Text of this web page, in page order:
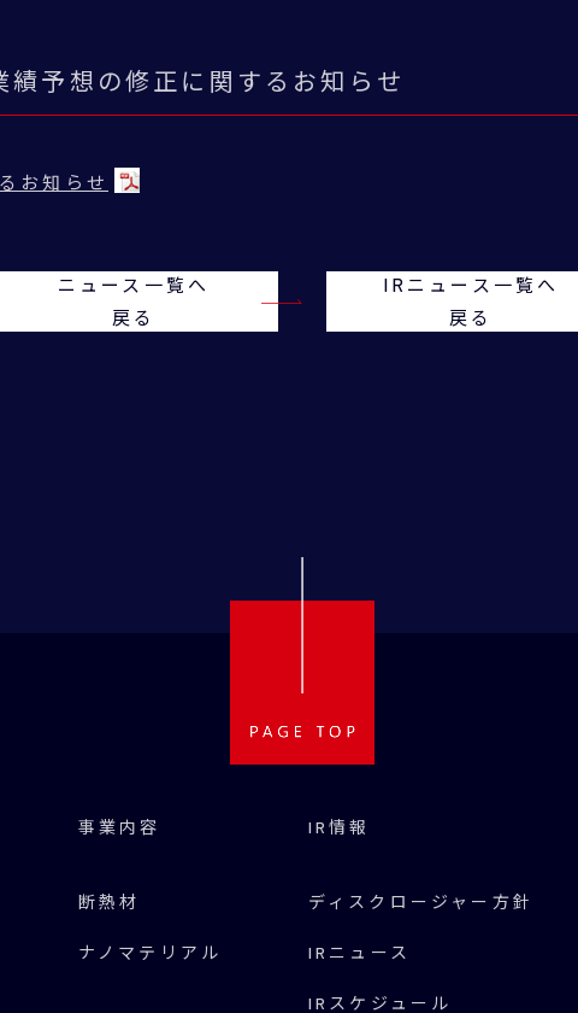
績予想の修正に関するお知らせ
お知らせ
ニュース一覧へ
戻る
IRニュース一覧へ
戻る
事業内容
断熱材
ナノマテリアル
IR情報
ディスクロージャー方針
IRニュース
IRスケジュール